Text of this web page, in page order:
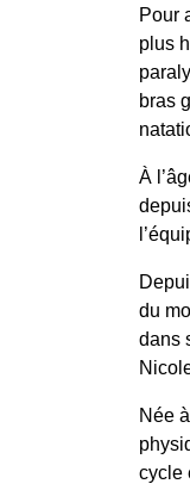
Pour
plus
bras
À
du
dans
Née
cycle